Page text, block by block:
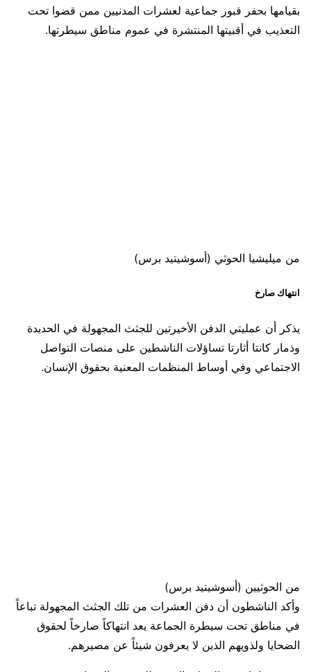
بقيامها بحفر قبور جماعية لعشرات المدنيين ممن قضوا تحت
التعذيب في أقبيتها المنتشرة في عموم مناطق سيطرتها.
من ميليشيا الحوثي (أسوشيتيد برس)
انتهاك صارخ
يذكر أن عمليتي الدفن الأخيرتين للجثث المجهولة في الحديدة
وذمار كانتا أثارتا تساؤلات الناشطين على منصات التواصل
الاجتماعي وفي أوساط المنظمات المعنية بحقوق الإنسان.
من الحوثيين (أسوشيتيد برس)
وأكد الناشطون أن دفن العشرات من تلك الجثث المجهولة تباعاً
في مناطق تحت سيطرة الجماعة يعد انتهاكاً صارخاً لحقوق
الضحايا ولذويهم الذين لا يعرفون شيئاً عن مصيرهم.